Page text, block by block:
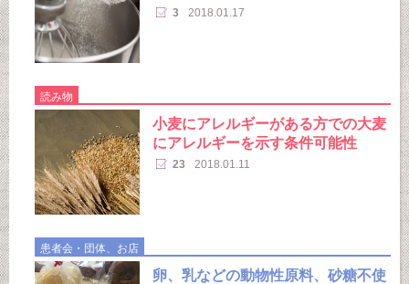
3 2018.01.17
読み物
小麦にアレルギーがある方での大麦
にアレルギーを示す条件可能性
23 2018.01.11
患者会・団体、お店
卵、乳などの動物性原料、砂糖不使